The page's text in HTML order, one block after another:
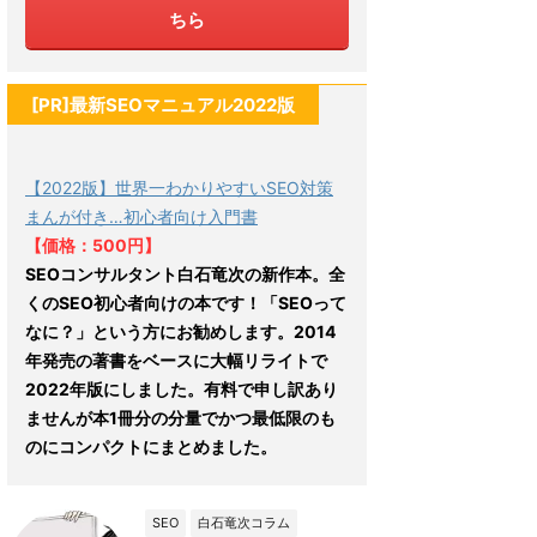
ちら
[PR]最新SEOマニュアル2022版
【2022版】世界一わかりやすいSEO対策
まんが付き…初心者向け入門書
【価格：500円】
SEOコンサルタント白石竜次の新作本。全
くのSEO初心者向けの本です！「SEOって
なに？」という方にお勧めします。2014
年発売の著書をベースに大幅リライトで
2022年版にしました。有料で申し訳あり
ませんが本1冊分の分量でかつ最低限のも
のにコンパクトにまとめました。
SEO 白石竜次コラム